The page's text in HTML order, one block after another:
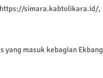
https://simara.kabtolikara.id/,
yang masuk kebagian Ekbang